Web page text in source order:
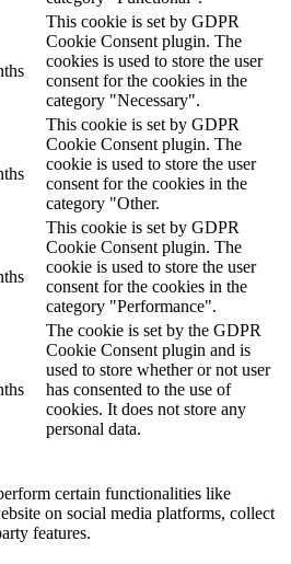
This cookie is set by GDPR
Cookie Consent plugin. The
cookies is used to store the user
consent for the cookies in the
category "Necessary".
This cookie is set by GDPR
Cookie Consent plugin. The
cookie is used to store the user
consent for the cookies in the
category "Other.
This cookie is set by GDPR
Cookie Consent plugin. The
cookie is used to store the user
consent for the cookies in the
category "Performance".
The cookie is set by the GDPR
Cookie Consent plugin and is
used to store whether or not user
has consented to the use of
cookies. It does not store any
personal data.
certain functionalities like
on social media platforms, collect
features.